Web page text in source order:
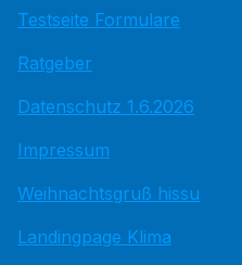
Testseite Formulare
Ratgeber
Datenschutz 1.6.2026
Impressum
Weihnachtsgruß hissu
Landingpage Klima